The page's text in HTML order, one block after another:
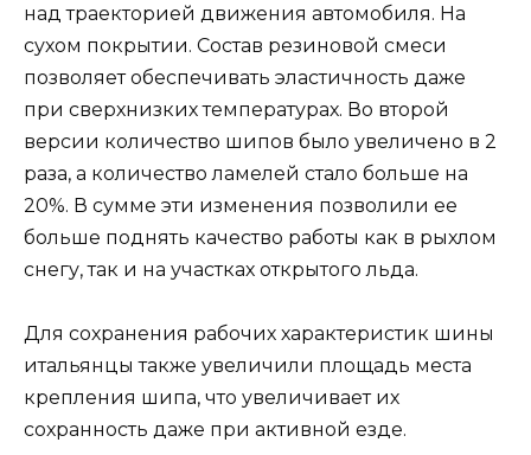
над траекторией движения автомобиля. На
сухом покрытии. Состав резиновой смеси
позволяет обеспечивать эластичность даже
при сверхнизких температурах. Во второй
версии количество шипов было увеличено в 2
раза, а количество ламелей стало больше на
20%. В сумме эти изменения позволили ее
больше поднять качество работы как в рыхлом
снегу, так и на участках открытого льда.
Для сохранения рабочих характеристик шины
итальянцы также увеличили площадь места
крепления шипа, что увеличивает их
сохранность даже при активной езде.